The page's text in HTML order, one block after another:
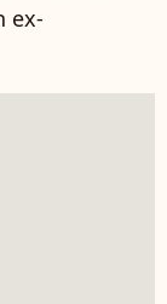
ex-